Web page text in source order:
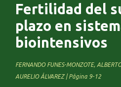
Fertilidad del
plazo en
biointensivos
FERNANDO FUNES-MONZOTE,
AURELIO ÁLVAREZ | Página 9-12